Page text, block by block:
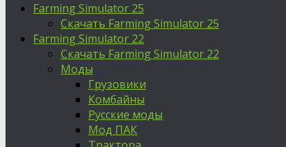
Farming Simulator 25
Скачать Farming Simulator 25
Farming Simulator 22
Скачать Farming Simulator 22
Моды
Грузовики
Комбайны
Русские моды
Мод ПАК